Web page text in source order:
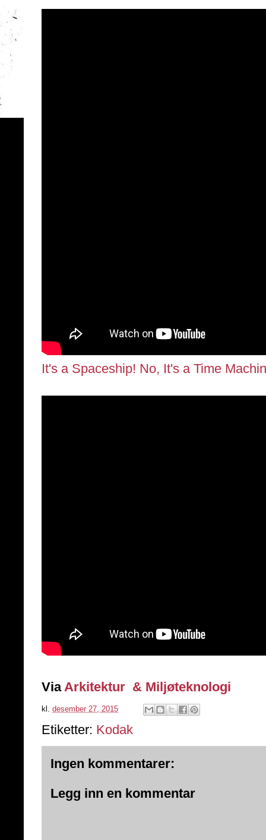
It's a Spaceship! No, It's a Time
ViaArkitektur & Miljøteknologi
kl. desember 27, 2015
Etiketter: Kodak
Ingen kommentarer:
Legg inn en kommentar